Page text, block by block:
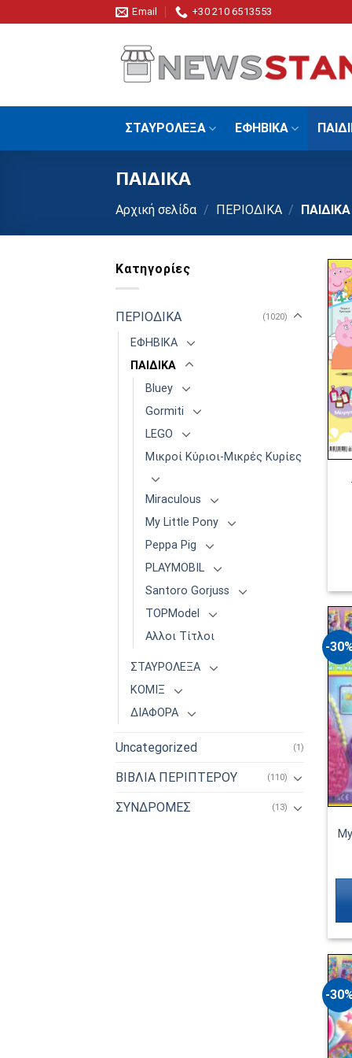
to
Email +30 210 6513553
ΣΤΑΥΡΟΛΕΞΑ ΕΦΗΒΙΚΑ
ΠΑΙΔΙΚΑ
Αρχική σελίδα / ΠΕΡΙΟΔΙΚΑ / ΠΑΙΔΙΚΑ
Κατηγορίες
ΠΕΡΙΟΔΙΚΑ (1020)
ΕΦΗΒΙΚΑ
ΠΑΙΔΙΚΑ
Bluey
Gormiti
LEGO
Μικροί Κύριοι-Μικρές Κυρίες
Miraculous
My Little Pony
Peppa Pig
PLAYMOBIL
Santoro Gorjuss
TOPModel
Αλλοι Τίτλοι
ΣΤΑΥΡΟΛΕΞΑ
ΚΟΜΙΞ
ΔΙΑΦΟΡΑ
Uncategorized (1)
ΒΙΒΛΙΑ ΠΕΡΙΠΤΕΡΟΥ (110)
ΣΥΝΔΡΟΜΕΣ (13)
-
-